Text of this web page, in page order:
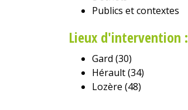
Publics et contextes
Lieux d'intervention :
Gard (30)
Hérault (34)
Lozère (48)